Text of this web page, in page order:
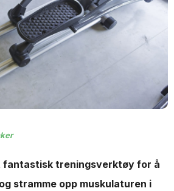
fantastisk treningsverktøy for å
stramme opp muskulaturen i